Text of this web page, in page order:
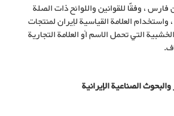
، وفقًا للقوانين واللوائح ذات الصلة
واستخدام العلامة القياسية لإيران لمنتجات
التي تحمل الاسم أو العلامة التجارية
الصناعية الإيرانية